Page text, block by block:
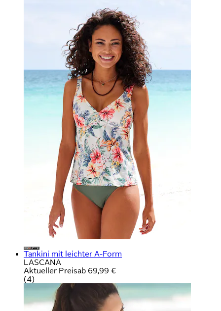
Tankini mit leichter A-Form
LASCANA
Aktueller Preisab 69,99 €
(4)